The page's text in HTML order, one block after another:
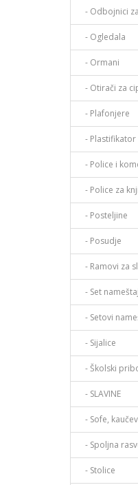
- Odbojnici
- Ogledala
- Ormani
- Otirači za
- Plafonjere
- Plastifikator
- Police i
- Police za
- Posteljine
- Posudje
- Ramovi za
- Set
- Setovi
- Sijalice
- Školski
- SLAVINE
- Sofe,
- Spoljna
- Stolice